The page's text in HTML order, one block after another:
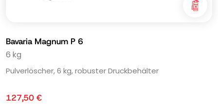
Bavaria Magnum P 6
6 kg
Pulverlöscher, 6 kg, robuster Druckbehälter
127,50 €